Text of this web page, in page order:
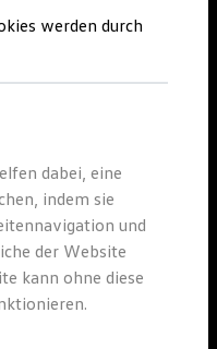
werden durch
dabei, eine
indem sie
und
der Website
kann ohne diese